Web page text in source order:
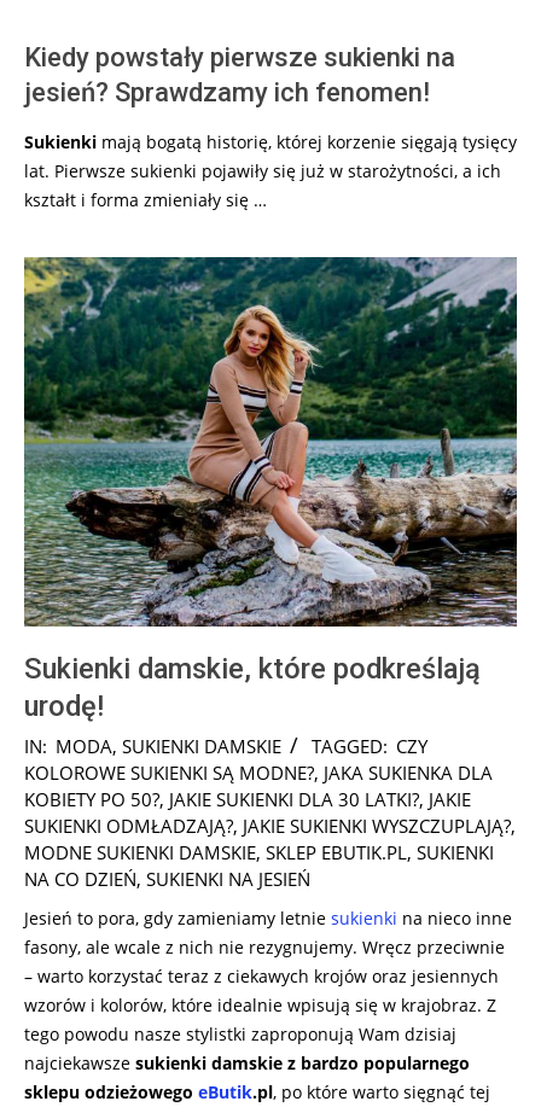
Kiedy powstały pierwsze sukienki na
jesień? Sprawdzamy ich fenomen!
Sukienki mają bogatą historię, której korzenie sięgają tysięcy
lat. Pierwsze sukienki pojawiły się już w starożytności, a ich
kształt i forma zmieniały się …
Sukienki damskie, które podkreślają
urodę!
2025-
10-
14
IN: MODA, SUKIENKI DAMSKIE TAGGED: CZY
KOLOROWE SUKIENKI SĄ MODNE?, JAKA SUKIENKA DLA
KOBIETY PO 50?, JAKIE SUKIENKI DLA 30 LATKI?, JAKIE
SUKIENKI ODMŁADZAJĄ?, JAKIE SUKIENKI WYSZCZUPLAJĄ?,
MODNE SUKIENKI DAMSKIE, SKLEP EBUTIK.PL, SUKIENKI
NA CO DZIEŃ, SUKIENKI NA JESIEŃ
Jesień to pora, gdy zamieniamy letnie sukienki na nieco inne
fasony, ale wcale z nich nie rezygnujemy. Wręcz przeciwnie
– warto korzystać teraz z ciekawych krojów oraz jesiennych
wzorów i kolorów, które idealnie wpisują się w krajobraz. Z
tego powodu nasze stylistki zaproponują Wam dzisiaj
najciekawsze sukienki damskie z bardzo popularnego
sklepu odzieżowego eButik.pl, po które warto sięgnąć tej